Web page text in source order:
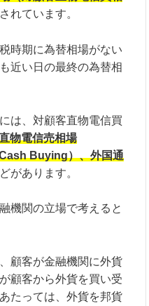
れています。
時期に為替相場がない
近い日の最終の為替相
は、対顧客直物電信買
物電信売相場
Buying）、外国通
があります。
機関の立場で考えると
顧客が金融機関に外貨
顧客から外貨を買い受
たっては、外貨を邦貨